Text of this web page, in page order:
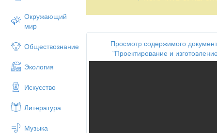
Окружающий
мир
Обществознание
Экология
Искусство
Литература
Музыка
Просмотр содержимого
"Проектирование и